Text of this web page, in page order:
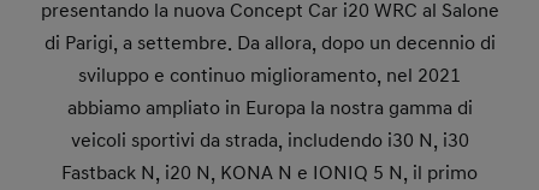
presentando la nuova Concept Car i20 WRC al Salone
di Parigi, a settembre. Da allora, dopo un decennio di
sviluppo e continuo miglioramento, nel 2021
abbiamo ampliato in Europa la nostra gamma di
veicoli sportivi da strada, includendo i30 N, i30
Fastback N, i20 N, KONA N e IONIQ 5 N, il primo